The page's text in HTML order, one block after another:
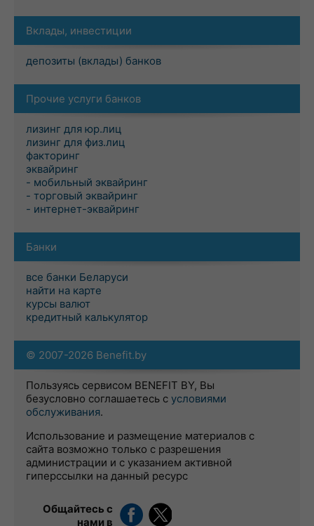
Вклады, инвестиции
депозиты (вклады) банков
Прочие услуги банков
лизинг для юр.лиц
лизинг для физ.лиц
факторинг
эквайринг
- мобильный эквайринг
- торговый эквайринг
- интернет-эквайринг
Банки
все банки Беларуси
найти на карте
курсы валют
кредитный калькулятор
© 2007-2026 Benefit.by
Пользуясь сервисом BENEFIT BY, Вы
безусловно соглашаетесь с условиями
обслуживания.
Использование и размещение материалов с
сайта возможно только с разрешения
администрации и с указанием активной
гиперссылки на данный ресурс
Общайтесь с
нами в